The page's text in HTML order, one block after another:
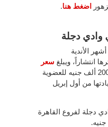
اضغط هنا.
وادي دجلة
الأندية
انتشاراً، ويبلغ سعر
200 ألف جنيه للعضوية
من أول إبريل
دجلة لفروع القاهرة